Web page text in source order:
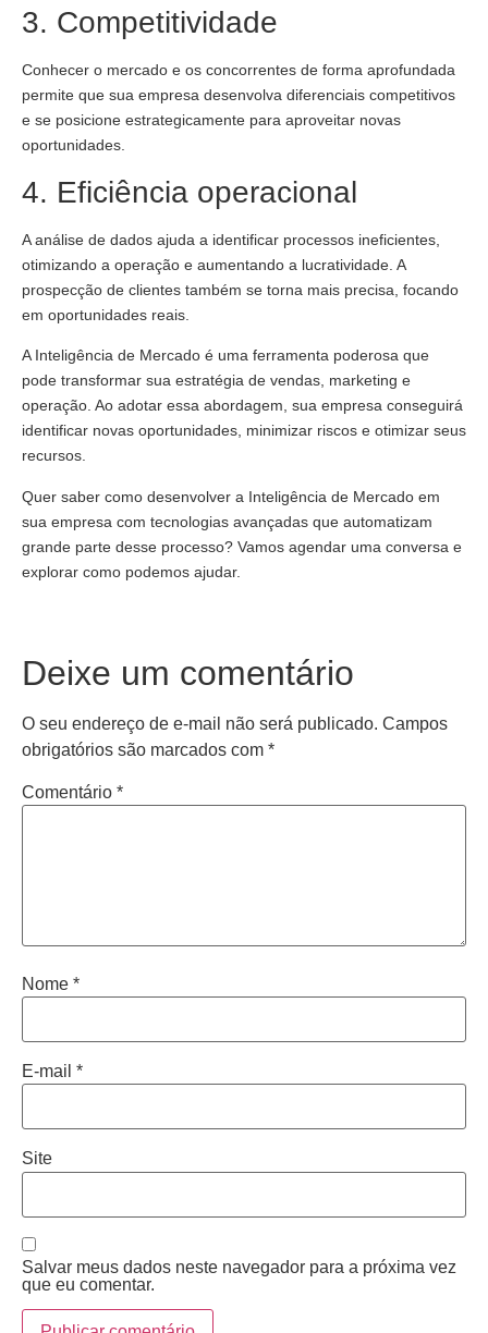
3. Competitividade
Conhecer o mercado e os concorrentes de forma aprofundada
permite que sua empresa desenvolva diferenciais competitivos
e se posicione estrategicamente para aproveitar novas
oportunidades.
4. Eficiência operacional
A análise de dados ajuda a identificar processos ineficientes,
otimizando a operação e aumentando a lucratividade. A
prospecção de clientes também se torna mais precisa, focando
em oportunidades reais.
A Inteligência de Mercado é uma ferramenta poderosa que
pode transformar sua estratégia de vendas, marketing e
operação. Ao adotar essa abordagem, sua empresa conseguirá
identificar novas oportunidades, minimizar riscos e otimizar seus
recursos.
Quer saber como desenvolver a Inteligência de Mercado em
sua empresa com tecnologias avançadas que automatizam
grande parte desse processo? Vamos agendar uma conversa e
explorar como podemos ajudar.
Deixe um comentário
O seu endereço de e-mail não será publicado. Campos
obrigatórios são marcados com *
Comentário *
Nome *
E-mail *
Site
Salvar meus dados neste navegador para a próxima vez
que eu comentar.